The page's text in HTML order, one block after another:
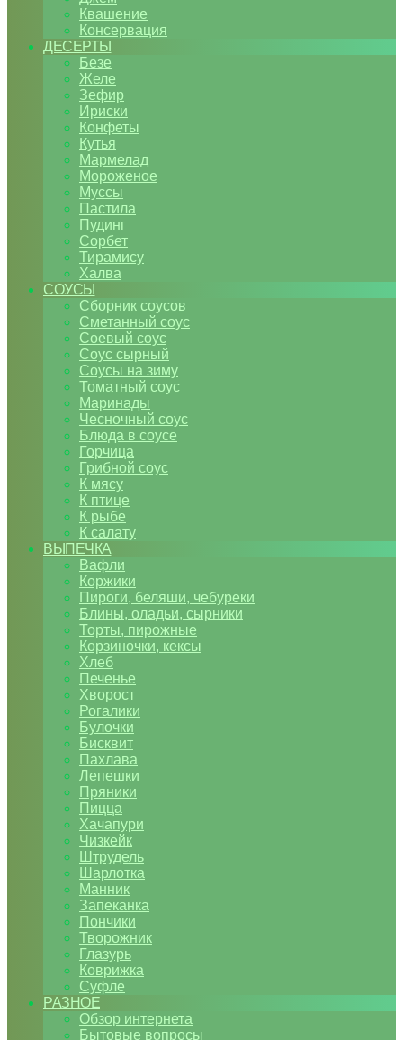
Квашение
Консервация
ДЕСЕРТЫ
Безе
Желе
Зефир
Ириски
Конфеты
Кутья
Мармелад
Мороженое
Муссы
Пастила
Пудинг
Сорбет
Тирамису
Халва
СОУСЫ
Сборник соусов
Сметанный соус
Соевый соус
Соус сырный
Соусы на зиму
Томатный соус
Маринады
Чесночный соус
Блюда в соусе
Горчица
Грибной соус
К мясу
К птице
К рыбе
К салату
ВЫПЕЧКА
Вафли
Коржики
Пироги, беляши, чебуреки
Блины, оладьи, сырники
Торты, пирожные
Корзиночки, кексы
Хлеб
Печенье
Хворост
Рогалики
Булочки
Бисквит
Пахлава
Лепешки
Пряники
Пицца
Хачапури
Чизкейк
Штрудель
Шарлотка
Манник
Запеканка
Пончики
Творожник
Глазурь
Коврижка
Суфле
РАЗНОЕ
Обзор интернета
Бытовые вопросы